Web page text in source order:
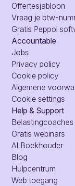
Offertesjabloon
Vraag je btw-
Gratis Peppol
Accountable
Jobs
Privacy policy
Cookie policy
Algemene
Cookie settings
Help & Support
Belastingcoaches
Gratis webinars
AI Boekhouder
Blog
Hulpcentrum
Web toegang